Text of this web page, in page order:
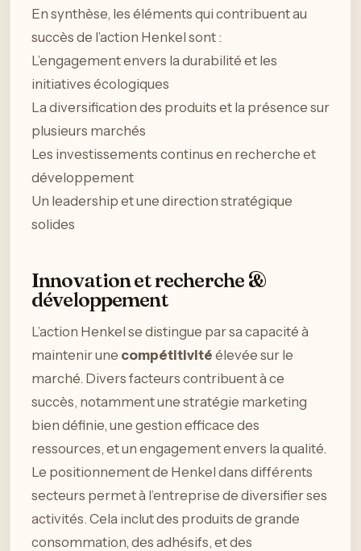
En synthèse, les éléments qui contribuent au
succès de l’action Henkel sont :
L’engagement envers la durabilité et les
initiatives écologiques
La diversification des produits et la présence sur
plusieurs marchés
Les investissements continus en recherche et
développement
Un leadership et une direction stratégique
solides
Innovation et recherche &
développement
L’action Henkel se distingue par sa capacité à
maintenir une compétitivité élevée sur le
marché. Divers facteurs contribuent à ce
succès, notamment une stratégie marketing
bien définie, une gestion efficace des
ressources, et un engagement envers la qualité.
Le positionnement de Henkel dans différents
secteurs permet à l’entreprise de diversifier ses
activités. Cela inclut des produits de grande
consommation, des adhésifs, et des